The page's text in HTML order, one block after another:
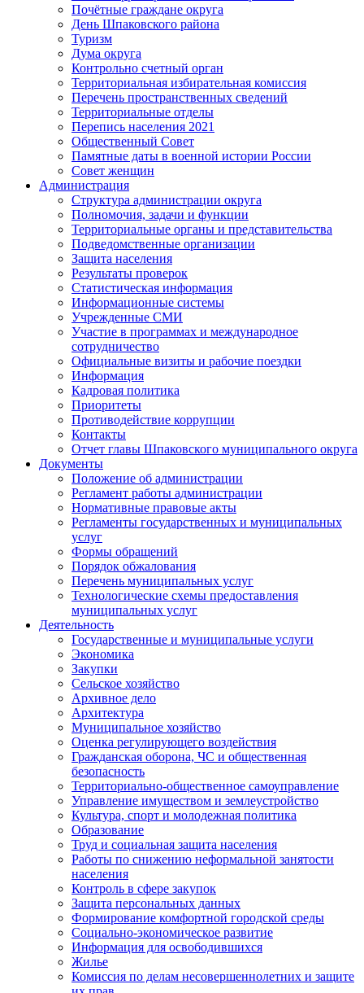
Почётные граждане округа
День Шпаковского района
Туризм
Дума округа
Контрольно счетный орган
Территориальная избирательная комиссия
Перечень пространственных сведений
Территориальные отделы
Перепись населения 2021
Общественный Совет
Памятные даты в военной истории России
Совет женщин
Администрация
Структура администрации округа
Полномочия, задачи и функции
Территориальные органы и представительства
Подведомственные организации
Защита населения
Результаты проверок
Статистическая информация
Информационные системы
Учрежденные СМИ
Участие в программах и международное
сотрудничество
Официальные визиты и рабочие поездки
Информация
Кадровая политика
Приоритеты
Противодействие коррупции
Контакты
Отчет главы Шпаковского муниципального округа
Документы
Положение об администрации
Регламент работы администрации
Нормативные правовые акты
Регламенты государственных и муниципальных
услуг
Формы обращений
Порядок обжалования
Перечень муниципальных услуг
Технологические схемы предоставления
муниципальных услуг
Деятельность
Государственные и муниципальные услуги
Экономика
Закупки
Сельское хозяйство
Архивное дело
Архитектура
Муниципальное хозяйство
Оценка регулирующего воздействия
Гражданская оборона, ЧС и общественная
безопасность
Территориально-общественное самоуправление
Управление имуществом и землеустройство
Культура, спорт и молодежная политика
Образование
Труд и социальная защита населения
Работы по снижению неформальной занятости
населения
Контроль в сфере закупок
Защита персональных данных
Формирование комфортной городской среды
Социально-экономическое развитие
Информация для освободившихся
Жилье
Комиссия по делам несовершеннолетних и защите